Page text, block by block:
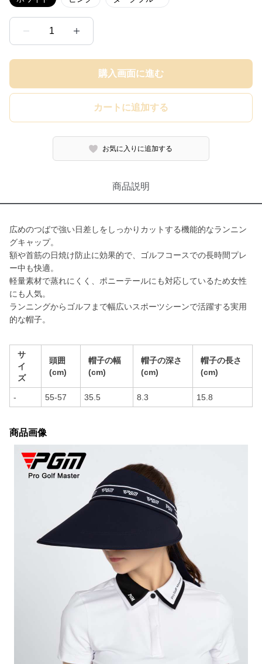
1
購入画面に進む
カートに追加する
お気に入りに追加する
商品説明
広めのつばで強い日差しをしっかりカットする機能的なランニン
グキャップ。
額や首筋の日焼け防止に効果的で、ゴルフコースでの長時間プレ
ー中も快適。
軽量素材で蒸れにくく、ポニーテールにも対応しているため女性
にも人気。
ランニングからゴルフまで幅広いスポーツシーンで活躍する実用
的な帽子。
サ
イ
ズ
頭囲
(cm)
帽子の幅
(cm)
帽子の深さ
(cm)
帽子の長さ
(cm)
- 55-57 35.5 8.3 15.8
商品画像